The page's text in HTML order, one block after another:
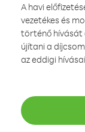
A havi
vezetékes és
történő hívását
újítani a
az eddigi